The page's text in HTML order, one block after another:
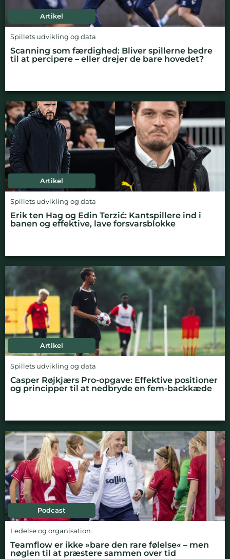
Artikel
Spillets udvikling og data
Scanning som færdighed: Bliver spillerne bedre
til at percipere – eller drejer de bare hovedet?
Artikel
Spillets udvikling og data
Erik ten Hag og Edin Terzić: Kantspillere ind i
banen og effektive, lave forsvarsblokke
Artikel
Spillets udvikling og data
Casper Røjkjærs Pro-opgave: Effektive positioner
og principper til at nedbryde en fem-backkæde
Podcast
Ledelse og organisation
Teamflow er ikke »bare den rare følelse« – men
nøglen til at præstere sammen over tid